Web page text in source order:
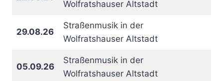
Wolfratshauser Altstadt
29.08.26
Straßenmusik in der
Wolfratshauser Altstadt
05.09.26
Straßenmusik in der
Wolfratshauser Altstadt